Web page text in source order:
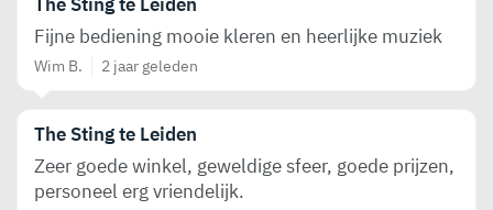
Fijne bediening mooie kleren en heerlijke muziek
Wim B. 2 jaar geleden
The Sting te Leiden
Zeer goede winkel, geweldige sfeer, goede prijzen,
personeel erg vriendelijk.